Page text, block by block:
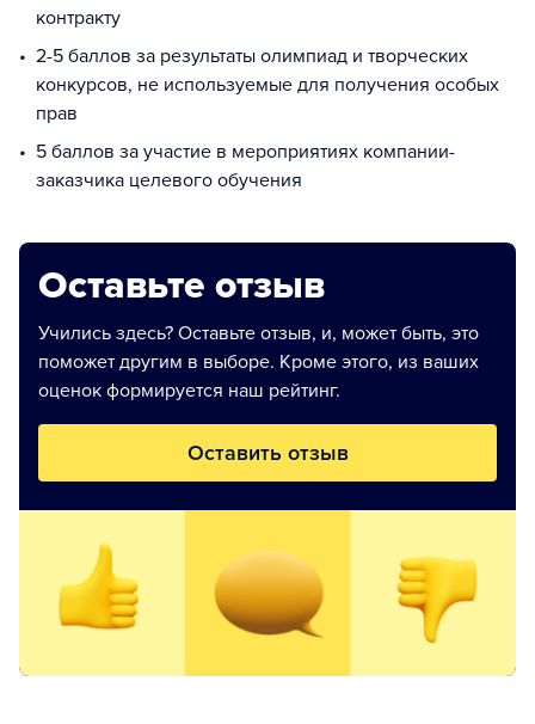
контракту
2-5 баллов за результаты олимпиад и творческих
конкурсов, не используемые для получения особых
прав
5 баллов за участие в мероприятиях компании-
заказчика целевого обучения
Оставьте отзыв
Учились здесь? Оставьте отзыв, и, может быть, это
поможет другим в выборе. Кроме этого, из ваших
оценок формируется наш рейтинг.
Оставить отзыв